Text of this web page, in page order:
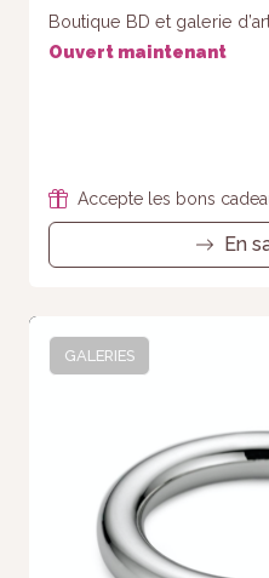
Boutique BD et galerie
Ouvert maintenant
Accepte les bons
En
GALERIES